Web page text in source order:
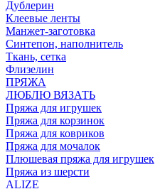
Дублерин
Клеевые ленты
Манжет-заготовка
Синтепон, наполнитель
Ткань, сетка
Флизелин
ПРЯЖА
ЛЮБЛЮ ВЯЗАТЬ
Пряжа для игрушек
Пряжа для корзинок
Пряжа для ковриков
Пряжа для мочалок
Плюшевая пряжа для игрушек
Пряжа из шерсти
ALIZE